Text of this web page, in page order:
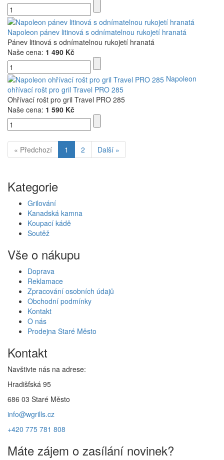
Napoleon pánev litinová s odnímatelnou rukojetí hranatá
Pánev litinová s odnímatelnou rukojetí hranatá
Naše cena: 1 490 Kč
Napoleon
ohřívací rošt pro gril Travel PRO 285
Ohřívací rošt pro gril Travel PRO 285
Naše cena: 1 590 Kč
« Předchozí 1 2 Další »
Kategorie
Grilování
Kanadská kamna
Koupací kádě
Soutěž
Vše o nákupu
Doprava
Reklamace
Zpracování osobních údajů
Obchodní podmínky
Kontakt
O nás
Prodejna Staré Město
Kontakt
Navštivte nás na adrese:
Hradišťská 95
686 03 Staré Město
info@wgrills.cz
+420 775 781 808
Máte zájem o zasílání novinek?